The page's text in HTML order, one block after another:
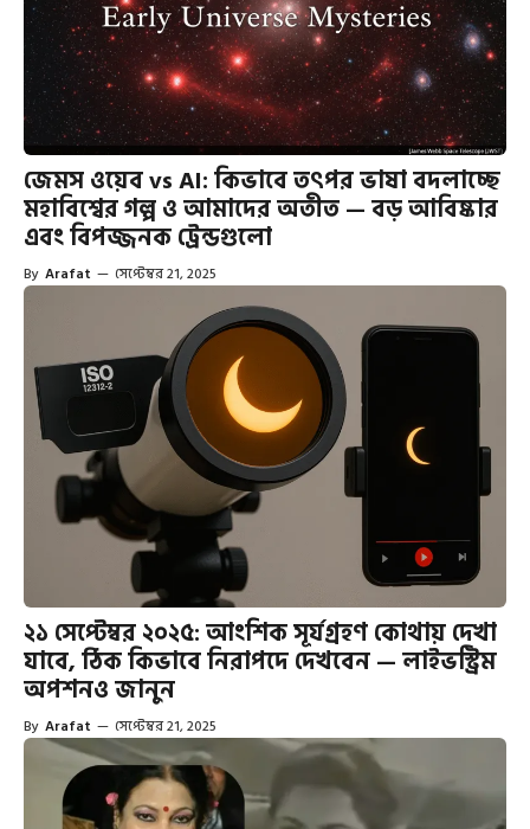
জেমস ওয়েব vs AI: কিভাবে তৎপর ভাষা বদলাচ্ছে
মহাবিশ্বের গল্প ও আমাদের অতীত — বড় আবিষ্কার
এবং বিপজ্জনক ট্রেন্ডগুলো
By Arafat — সেপ্টেম্বর 21, 2025
২১ সেপ্টেম্বর ২০২৫: আংশিক সূর্যগ্রহণ কোথায় দেখা
যাবে, ঠিক কিভাবে নিরাপদে দেখবেন — লাইভস্ট্রিম
অপশনও জানুন
By Arafat — সেপ্টেম্বর 21, 2025